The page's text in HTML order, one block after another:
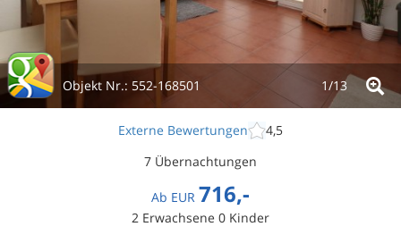
Objekt Nr.: 552-168501 1/13
Externe Bewertungen
4,5
7 Übernachtungen
Ab EUR 716,-
2 Erwachsene 0 Kinder